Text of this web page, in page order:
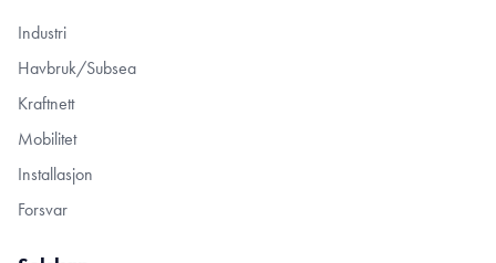
Industri
Havbruk/Subsea
Kraftnett
Mobilitet
Installasjon
Forsvar